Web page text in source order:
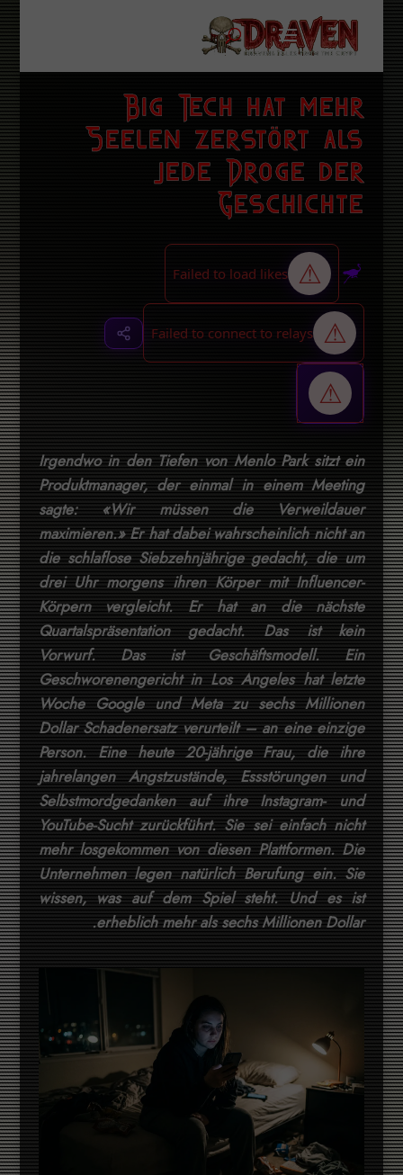
Big Tech hat mehr
Seelen zerstört als
jede Droge der
Geschichte
Irgendwo in den Tiefen von Menlo Park sitzt ein
Produktmanager, der einmal in einem Meeting
sagte: «Wir müssen die Verweildauer
maximieren.» Er hat dabei wahrscheinlich nicht an
die schlaflose Siebzehnjährige gedacht, die um
drei Uhr morgens ihren Körper mit Influencer-
Körpern vergleicht. Er hat an die nächste
Quartalspräsentation gedacht. Das ist kein
Vorwurf. Das ist Geschäftsmodell. Ein
Geschworenengericht in Los Angeles hat letzte
Woche Google und Meta zu sechs Millionen
Dollar Schadenersatz verurteilt – an eine einzige
Person. Eine heute 20-jährige Frau, die ihre
jahrelangen Angstzustände, Essstörungen und
Selbstmordgedanken auf ihre Instagram- und
YouTube-Sucht zurückführt. Sie sei einfach nicht
mehr losgekommen von diesen Plattformen. Die
Unternehmen legen natürlich Berufung ein. Sie
wissen, was auf dem Spiel steht. Und es ist
erheblich mehr als sechs Millionen Dollar.